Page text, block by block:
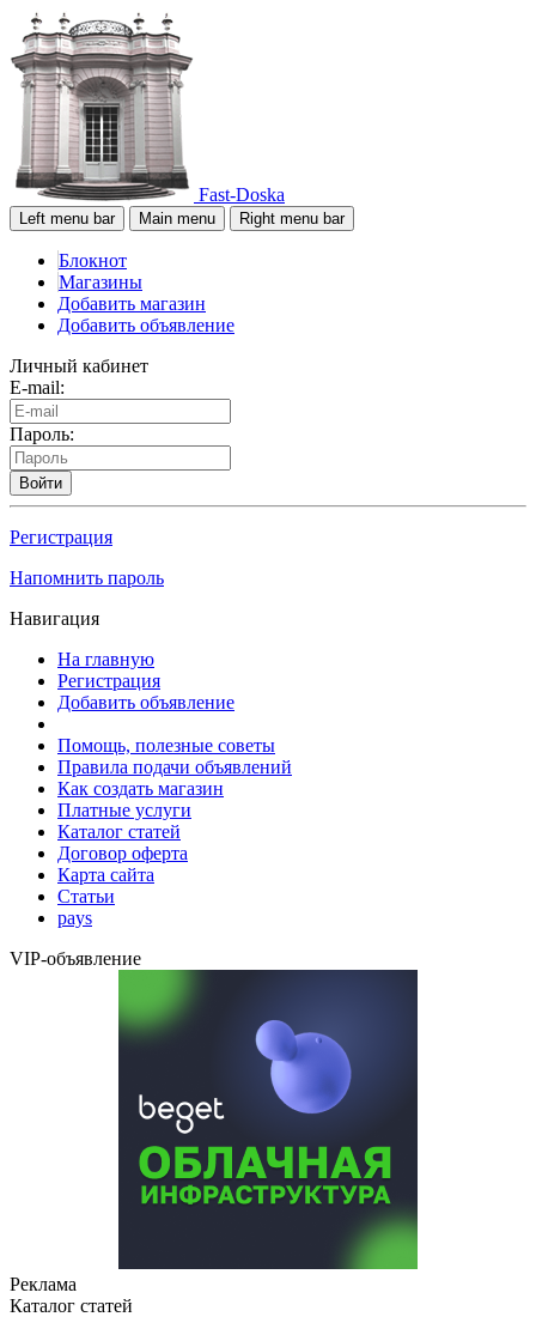
Fast-Doska
Left menu bar Main menu Right menu bar
Блокнот
Магазины
Добавить магазин
Добавить объявление
Личный кабинет
E-mail:
Пароль:
Войти
Регистрация
Напомнить пароль
Навигация
На главную
Регистрация
Добавить объявление
Помощь, полезные советы
Правила подачи объявлений
Как создать магазин
Платные услуги
Каталог статей
Договор оферта
Карта сайта
Статьи
pays
VIP-объявление
Реклама
Каталог статей